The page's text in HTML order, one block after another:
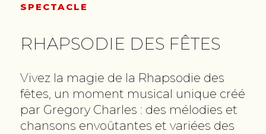
SPECTACLE
RHAPSODIE DES FÊTES
Vivez la magie de la Rhapsodie des
fêtes, un moment musical unique créé
par Gregory Charles : des mélodies et
chansons envoûtantes et variées des